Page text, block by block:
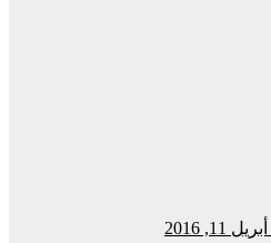
أبريل 11, 2016